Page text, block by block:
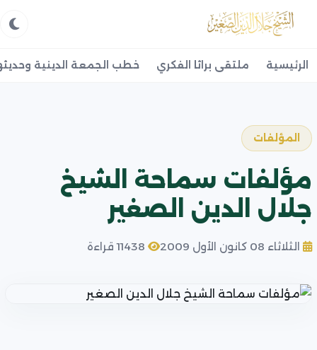
الرئيسية ملتقى براثا الفكري خطب الجمعة الدينية
المؤلفات
مؤلفات سماحة الشيخ
جلال الدين الصغير
الثلاثاء 08 كانون الأول 2009